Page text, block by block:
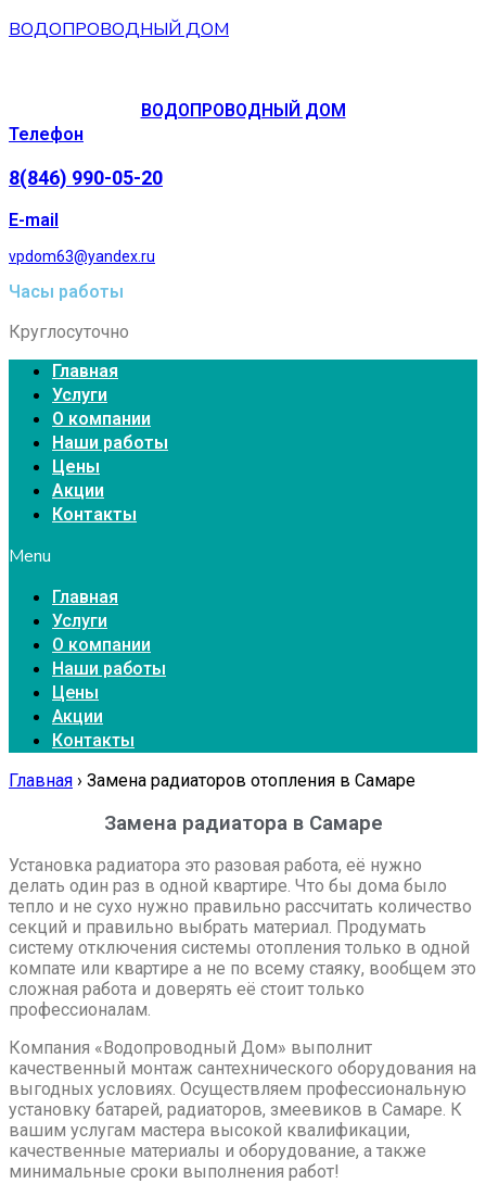
ВОДОПРОВОДНЫЙ ДОМ
ВОДОПРОВОДНЫЙ ДОМ
Телефон
8(846) 990-05-20
E-mail
vpdom63@yandex.ru
Часы работы
Круглосуточно
Главная
Услуги
О компании
Наши работы
Цены
Акции
Контакты
Menu
Главная
Услуги
О компании
Наши работы
Цены
Акции
Контакты
Главная › Замена радиаторов отопления в Самаре
Замена радиатора в Самаре
Установка радиатора это разовая работа, её нужно
делать один раз в одной квартире. Что бы дома было
тепло и не сухо нужно правильно рассчитать количество
секций и правильно выбрать материал. Продумать
систему отключения системы отопления только в одной
компате или квартире а не по всему стаяку, вообщем это
сложная работа и доверять её стоит только
профессионалам.
Компания «Водопроводный Дом» выполнит
качественный монтаж сантехнического оборудования на
выгодных условиях. Осуществляем профессиональную
установку батарей, радиаторов, змеевиков в Самаре. К
вашим услугам мастера высокой квалификации,
качественные материалы и оборудование, а также
минимальные сроки выполнения работ!